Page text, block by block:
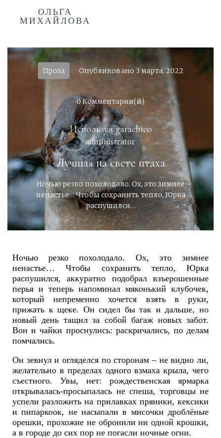
ОЛЬГА
МИХАЙЛОВА
Проза Опубликовано 3 марта, 2022
0 Комментарии(й)
Используяgarachico
administrator
Лучшая на свете птаха
Ночью резко похолодало. Ох, это зимнее
ненастье… Чтобы сохранить тепло, Юрка
распушился…
Ночью резко похолодало. Ох, это зимнее
ненастье… Чтобы сохранить тепло, Юрка
распушился, аккуратно подобрал взъерошенные
перья и теперь напоминал мяконький клубочек,
который непременно хочется взять в руки,
прижать к щеке. Он сидел бы так и дальше, но
новый день тащил за собой багаж новых забот.
Вон и чайки проснулись: раскричались, по делам
помчались.
Он зевнул и огляделся по сторонам – не видно ли,
желательно в пределах одного взмаха крыла, чего
съестного. Увы, нет: рождественская ярмарка
открывалась-просыпалась не спеша, торговцы не
успели разложить на прилавках пряники, кексики
и пипаркоок, не насыпали в мисочки дроблёные
орешки, прохожие не обронили ни одной крошки,
а в городе до сих пор не погасли ночные огни.